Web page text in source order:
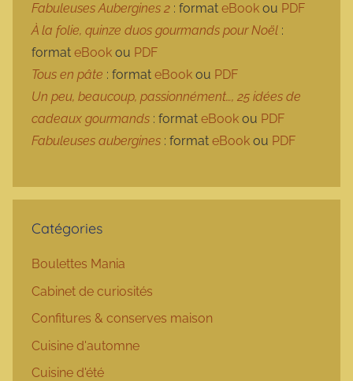
Fabuleuses Aubergines 2 : format eBook ou PDF
À la folie, quinze duos gourmands pour Noël :
format eBook ou PDF
Tous en pâte : format eBook ou PDF
Un peu, beaucoup, passionnément…, 25 idées de
cadeaux gourmands : format eBook ou PDF
Fabuleuses aubergines : format eBook ou PDF
Catégories
Boulettes Mania
Cabinet de curiosités
Confitures & conserves maison
Cuisine d'automne
Cuisine d'été